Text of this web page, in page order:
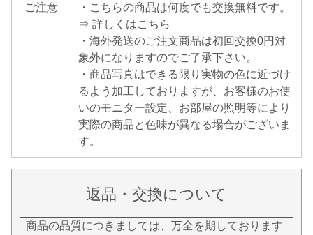
ご注意
・こちらの商品は何度でも交換無料です。
⇒ 詳しくはこちら
・海外発送のご注文商品は初回交換0円対
象外になりますのでご了承下さい。
・商品写真はできる限り実物の色に近づけ
るよう加工しておりますが、お客様のお使
いのモニター設定、お部屋の照明等により
実際の商品と色味が異なる場合がございま
す。
返品・交換について
商品の品質につきましては、万全を期しております